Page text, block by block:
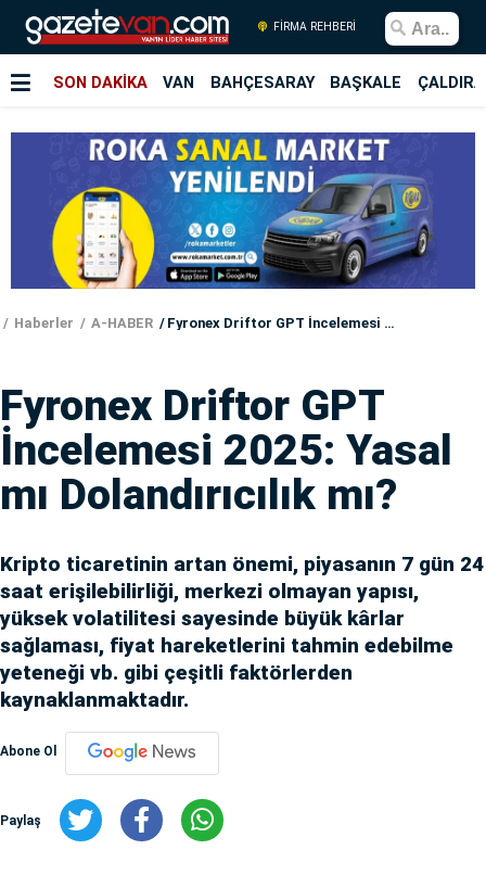
FİRMA REHBERİ
SON DAKİKA VAN BAHÇESARAY BAŞKALE
Haberler A-HABER Fyronex Driftor GPT İncelemesi 2025: Yasal mı Dolandırıcılık mı?
Fyronex Driftor GPT
İncelemesi 2025: Yasal
mı Dolandırıcılık mı?
Kripto ticaretinin artan önemi, piyasanın 7 gün 24
saat erişilebilirliği, merkezi olmayan yapısı,
yüksek volatilitesi sayesinde büyük kârlar
sağlaması, fiyat hareketlerini tahmin edebilme
yeteneği vb. gibi çeşitli faktörlerden
kaynaklanmaktadır.
Abone Ol
Paylaş